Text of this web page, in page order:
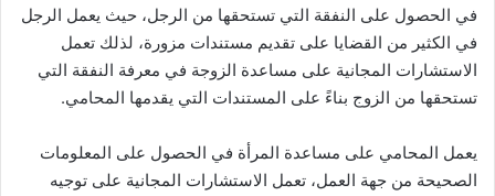
في الحصول على النفقة التي تستحقها من الرجل، حيث يعمل الرجل
في الكثير من القضايا على تقديم مستندات مزورة، لذلك تعمل
الاستشارات المجانية على مساعدة الزوجة في معرفة النفقة التي
تستحقها من الزوج بناءً على المستندات التي يقدمها المحامي.
يعمل المحامي على مساعدة المرأة في الحصول على المعلومات
الصحيحة من جهة العمل، تعمل الاستشارات المجانية على توجيه